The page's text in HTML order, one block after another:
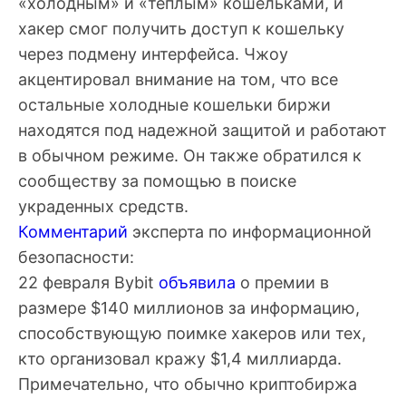
хакер смог получить доступ к кошельку
через подмену интерфейса. Чжоу
акцентировал внимание на том, что все
остальные холодные кошельки биржи
находятся под надежной защитой и работают
в обычном режиме. Он также обратился к
сообществу за помощью в поиске
украденных средств.
Комментарий эксперта по информационной
безопасности:
22 февраля Bybit объявила о премии в
размере $140 миллионов за информацию,
способствующую поимке хакеров или тех,
кто организовал кражу $1,4 миллиарда.
Примечательно, что обычно криптобиржа